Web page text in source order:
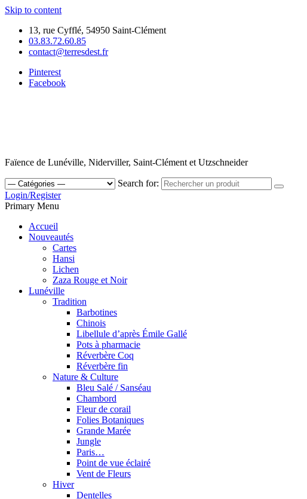
Skip to content
13, rue Cyfflé, 54950 Saint-Clément
03.83.72.60.85
contact@terresdest.fr
Pinterest
Facebook
Faïence de Lunéville, Niderviller, Saint-Clément et Utzschneider
Search for:
Login/Register
Primary Menu
Accueil
Nouveautés
Cartes
Hansi
Lichen
Zaza Rouge et Noir
Lunéville
Tradition
Barbotines
Chinois
Libellule d’après Émile Gallé
Pots à pharmacie
Réverbère Coq
Réverbère fin
Nature & Culture
Bleu Salé / Sanséau
Chambord
Fleur de corail
Folies Botaniques
Grande Marée
Jungle
Paris…
Point de vue éclairé
Vent de Fleurs
Hiver
Dentelles